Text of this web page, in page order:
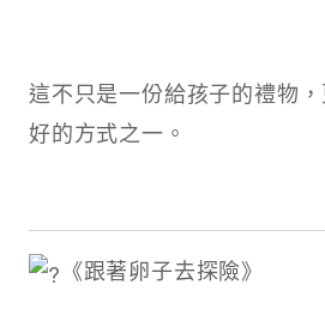
這不只是一份給孩子的禮物
好的方式之一。
《跟著卵子去探險》